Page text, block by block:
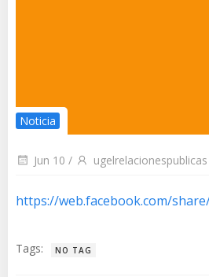
Noticia
Jun 10 / ugelrelacionespublicas
https://web.facebook.com/
Tags: NO TAG